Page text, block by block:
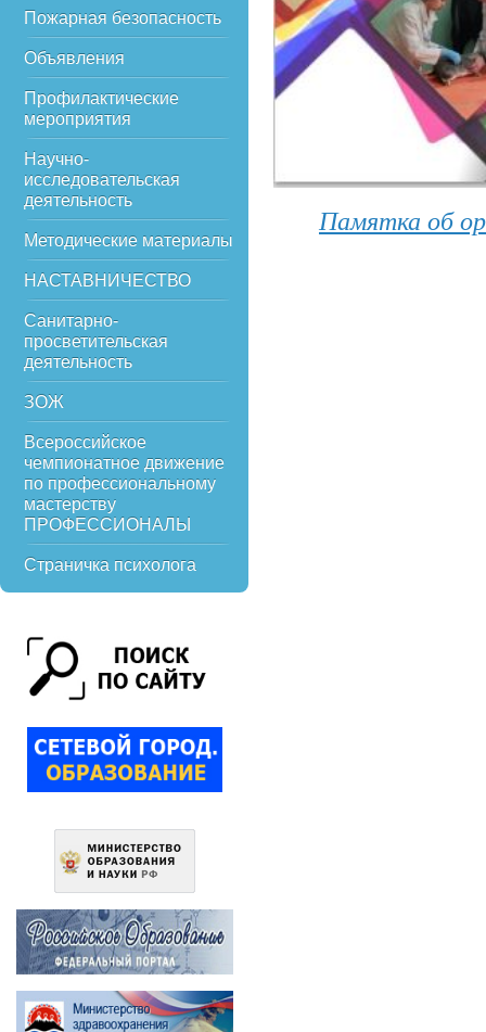
Пожарная безопасность
Объявления
Профилактические
мероприятия
Научно-
исследовательская
деятельность
Методические материалы
НАСТАВНИЧЕСТВО
Санитарно-
просветительская
деятельность
ЗОЖ
Всероссийское
чемпионатное движение
по профессиональному
мастерству
ПРОФЕССИОНАЛЫ
Страничка психолога
Памятка об